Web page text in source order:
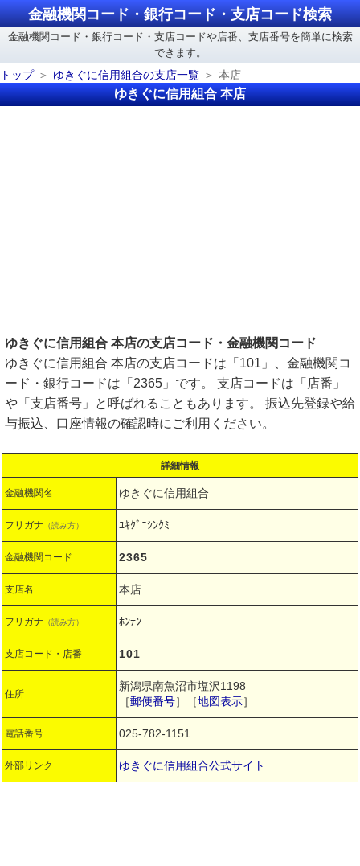
金融機関コード・銀行コード・支店コード検索
金融機関コード・銀行コード・支店コードや店番、支店番号を簡単に検索
できます。
トップ
ゆきぐに信用組合の支店一覧 本店
ゆきぐに信用組合 本店
ゆきぐに信用組合 本店の支店コード・金融機関コード
ゆきぐに信用組合 本店の支店コードは「101」、金融機関コ
ード・銀行コードは「2365」です。 支店コードは「店番」
や「支店番号」と呼ばれることもあります。 振込先登録や給
与振込、口座情報の確認時にご利用ください。
詳細情報
金融機関名 ゆきぐに信用組合
フリガナ （読み方） ﾕｷｸﾞﾆｼﾝｸﾐ
金融機関コード 2365
支店名 本店
フリガナ （読み方） ﾎﾝﾃﾝ
支店コード・店番 101
住所
新潟県南魚沼市塩沢1198
［郵便番号］［地図表示］
電話番号 025-782-1151
外部リンク ゆきぐに信用組合公式サイト